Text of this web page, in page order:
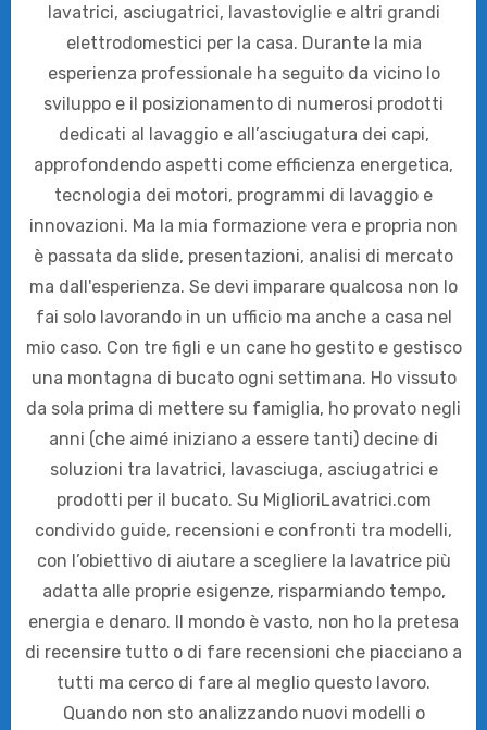
lavatrici, asciugatrici, lavastoviglie e altri grandi
elettrodomestici per la casa. Durante la mia
esperienza professionale ha seguito da vicino lo
sviluppo e il posizionamento di numerosi prodotti
dedicati al lavaggio e all’asciugatura dei capi,
approfondendo aspetti come efficienza energetica,
tecnologia dei motori, programmi di lavaggio e
innovazioni. Ma la mia formazione vera e propria non
è passata da slide, presentazioni, analisi di mercato
ma dall'esperienza. Se devi imparare qualcosa non lo
fai solo lavorando in un ufficio ma anche a casa nel
mio caso. Con tre figli e un cane ho gestito e gestisco
una montagna di bucato ogni settimana. Ho vissuto
da sola prima di mettere su famiglia, ho provato negli
anni (che aimé iniziano a essere tanti) decine di
soluzioni tra lavatrici, lavasciuga, asciugatrici e
prodotti per il bucato. Su MiglioriLavatrici.com
condivido guide, recensioni e confronti tra modelli,
con l’obiettivo di aiutare a scegliere la lavatrice più
adatta alle proprie esigenze, risparmiando tempo,
energia e denaro. Il mondo è vasto, non ho la pretesa
di recensire tutto o di fare recensioni che piacciano a
tutti ma cerco di fare al meglio questo lavoro.
Quando non sto analizzando nuovi modelli o